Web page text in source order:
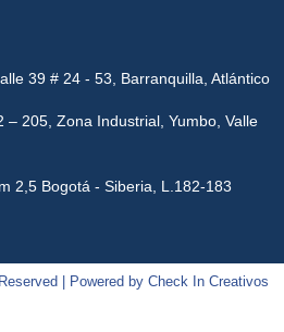
39 # 24 - 53, Barranquilla, Atlántico
– 205, Zona Industrial, Yumbo, Valle
2,5 Bogotá - Siberia, L.182-183
| Powered by Check In Creativos